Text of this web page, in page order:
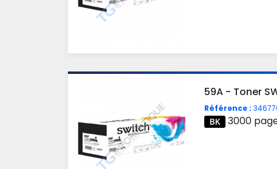
59A - Toner
Référence :
3000